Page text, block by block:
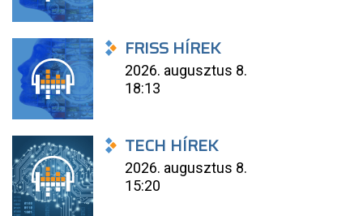
FRISS HÍREK
2026. augusztus 8.
18:13
TECH HÍREK
2026. augusztus 8.
15:20